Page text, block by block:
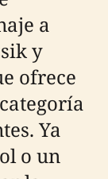
a
y
ofrece
Ya
o un